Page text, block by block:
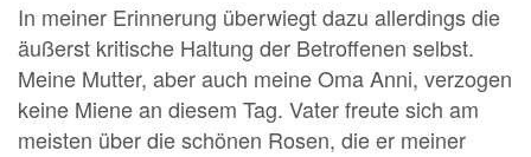
In meiner Erinnerung überwiegt dazu allerdings die
äußerst kritische Haltung der Betroffenen selbst.
Meine Mutter, aber auch meine Oma Anni, verzogen
keine Miene an diesem Tag. Vater freute sich am
meisten über die schönen Rosen, die er meiner